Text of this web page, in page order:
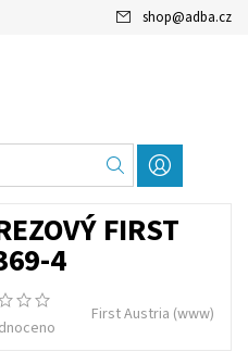
shop@adba.cz
FIRST
4
First Austria (www)